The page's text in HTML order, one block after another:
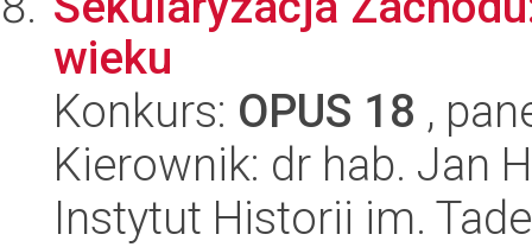
wieku
Konkurs: OPUS 18 ,
Kierownik: dr hab. Jan
Instytut Historii im.